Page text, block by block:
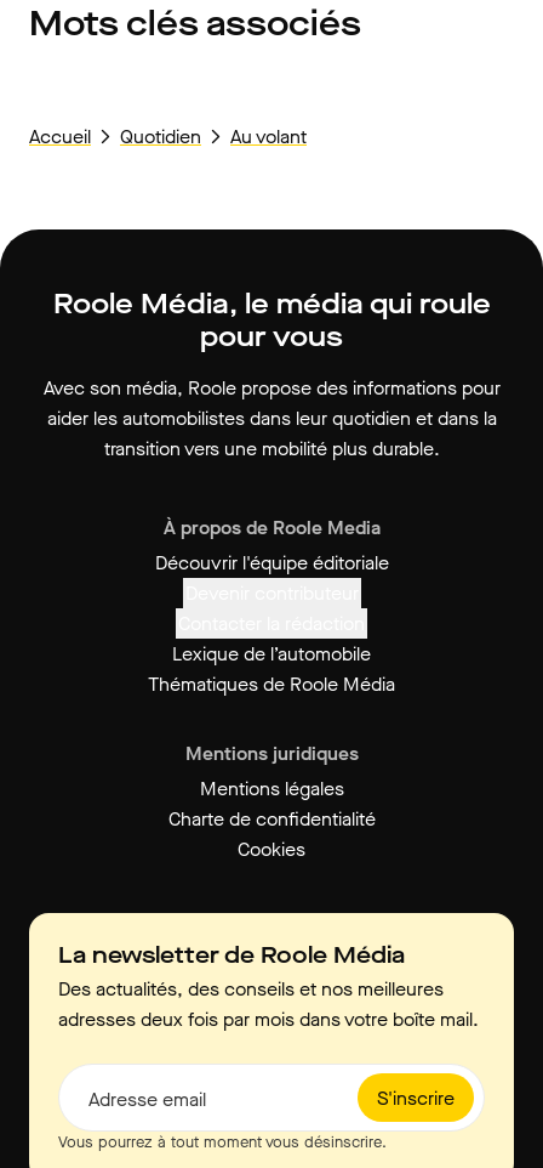
Mots clés associés
Accueil Quotidien Au volant
Roole Média, le média qui roule
pour vous
Avec son média, Roole propose des informations pour
aider les automobilistes dans leur quotidien et dans la
transition vers une mobilité plus durable.
À propos de Roole Media
Découvrir l'équipe éditoriale
Lexique de l’automobile
Thématiques de Roole Média
Mentions juridiques
Mentions légales
Charte de confidentialité
Cookies
La newsletter de Roole Média
Des actualités, des conseils et nos meilleures
adresses deux fois par mois dans votre boîte mail.
S'inscrire
Adresse email
Vous pourrez à tout moment vous désinscrire.